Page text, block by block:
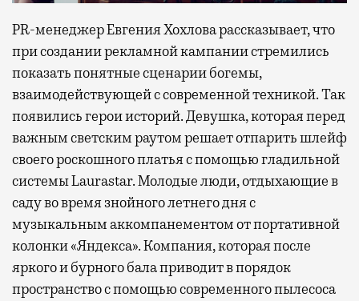
PR-менеджер Евгения Хохлова рассказывает, что
при создании рекламной кампании стремились
показать понятные сценарии богемы,
взаимодействующей с современной техникой. Так
появились герои историй. Девушка, которая перед
важным светским раутом решает отпарить шлейф
своего роскошного платья с помощью гладильной
системы Laurastar. Молодые люди, отдыхающие в
саду во время знойного летнего дня с
музыкальным аккомпанементом от портативной
колонки «Яндекса». Компания, которая после
яркого и бурного бала приводит в порядок
пространство с помощью современного пылесоса